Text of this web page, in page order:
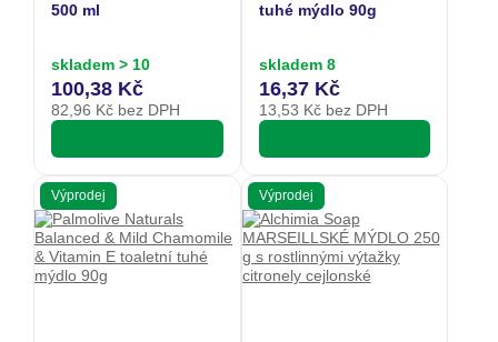
500 ml
skladem > 10
100,38 Kč
82,96 Kč bez DPH
tuhé mýdlo 90g
skladem 8
16,37 Kč
13,53 Kč bez DPH
Výprodej Výprodej